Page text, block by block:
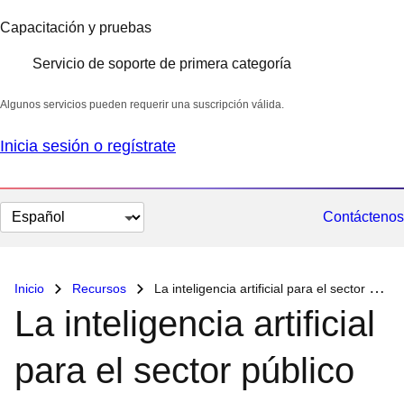
Capacitación y pruebas
Servicio de soporte de primera categoría
Algunos servicios pueden requerir una suscripción válida.
Inicia sesión o regístrate
Cambiar
el
Contáctenos
Inicio Recursos La inteligencia artificial para el sector público
La inteligencia artificial
para el sector público